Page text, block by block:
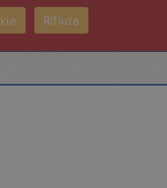
Rifiuta